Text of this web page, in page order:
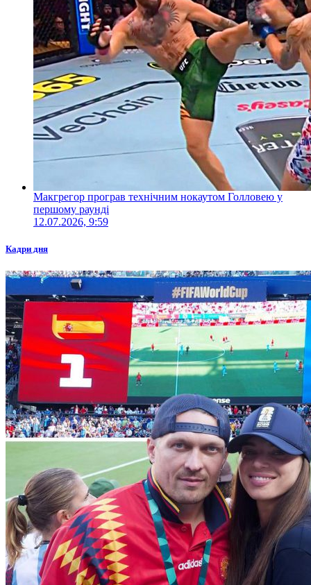
Макгрегор програв технічним нокаутом Голловею у
першому раунді
12.07.2026, 9:59
Кадри дня